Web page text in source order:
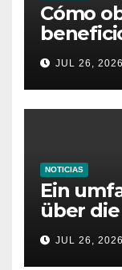
Cómo
bonus
JUL 26, 2026
NOTICIAS
Ein
über die
JUL 26, 2026